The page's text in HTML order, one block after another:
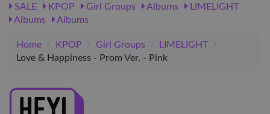
SALE
KPOP Girl Groups Albums
LIMELIGHT
Albums
Albums
Home / KPOP / Girl Groups / LIMELIGHT
/
Love & Happiness - Prom Ver. - Pink